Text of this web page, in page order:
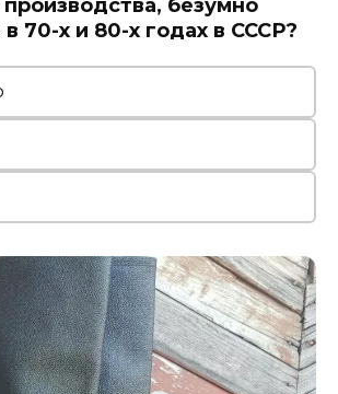
безумно
70-х и 80-х годах в СССР?